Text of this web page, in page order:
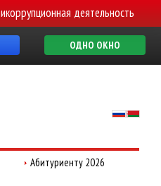
деятельность
ОДНО ОКНО
Абитуриенту 2026